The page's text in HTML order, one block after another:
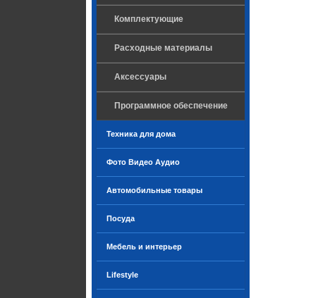
Комплектующие
Расходные материалы
Аксессуары
Программное обеспечение
Техника для дома
Фото Видео Аудио
Автомобильные товары
Посуда
Мебель и интерьер
Lifestyle